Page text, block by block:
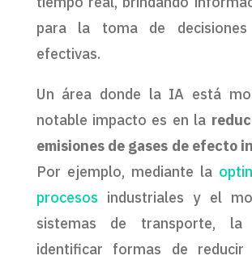
para la toma de
efectivas.
Un área donde la IA está
notable impacto es en la
emisiones de gases de efecto
Por ejemplo, mediante la
procesos industriales y el
sistemas de transporte,
identificar formas de